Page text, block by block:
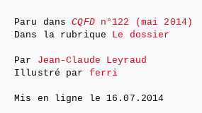
Paru dansCQFDn°122 (mai 2014)
Dans la rubrique Le dossier
Par Jean-Claude Leyraud
Illustré par ferri
Mis en ligne le 16.07.2014